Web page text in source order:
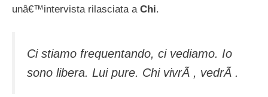
unâ€™intervista rilasciata a Chi.
Ci stiamo frequentando, ci vediamo. Io
sono libera. Lui pure. Chi vivrÃ , vedrÃ .